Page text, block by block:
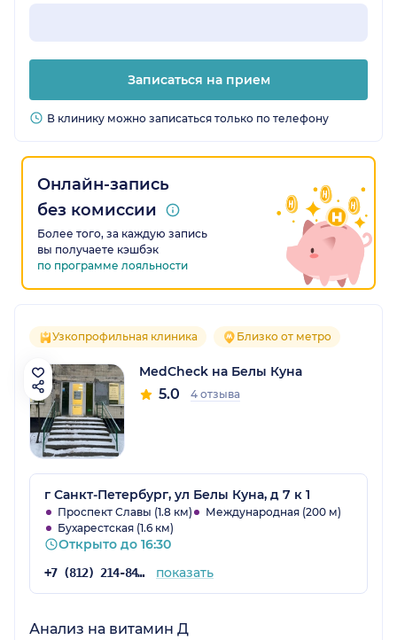
Записаться на прием
В клинику можно записаться только по телефону
Онлайн-запись
без комиссии
Более того, за каждую запись
вы получаете кэшбэк
по программе лояльности
Узкопрофильная клиника Близко от метро
MedCheck на Белы Куна
5.0 4 отзыва
г Санкт-Петербург, ул Белы Куна, д 7 к 1
Проспект Славы (1.8 км)
Международная (200 м)
Бухарестская (1.6 км)
Открыто до 16:30
+7 (812) 214-84-90 показать
Анализ на витамин Д